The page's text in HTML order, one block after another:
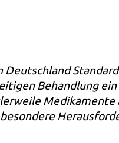
Behandlung ein
Medikamente